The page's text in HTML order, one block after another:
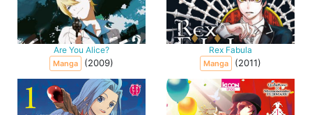
Are You Alice?
Manga (2009)
Rex Fabula
Manga (2011)